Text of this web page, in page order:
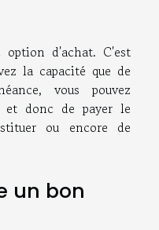
d'achat. C'est
la capacité que de
vous pouvez
et donc de payer le
ou encore de
un bon